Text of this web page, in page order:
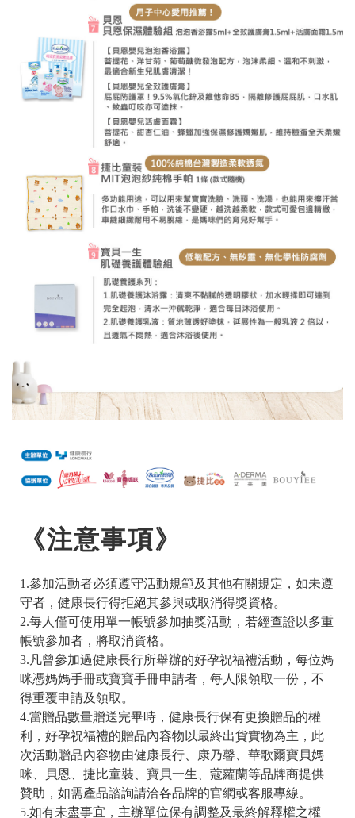
《注意事項》
1.參加活動者必須遵守活動規範及其他有關規定，如未遵
守者，健康長行得拒絕其參與或取消得獎資格。
2.每人僅可使用單一帳號參加抽獎活動，若經查證以多重
帳號參加者，將取消資格。
3.凡曾參加過健康長行所舉辦的好孕祝福禮活動，每位媽
咪憑媽媽手冊或寶寶手冊申請者，每人限領取一份，不
得重覆申請及領取。
4.當贈品數量贈送完畢時，健康長行保有更換贈品的權
利，好孕祝福禮的贈品內容物以最終出貨實物為主，此
次活動贈品內容物由健康長行、康乃馨、華歌爾寶貝媽
咪、貝恩、捷比童裝、寶貝一生、蔻蘿蘭等品牌商提供
贊助，如需產品諮詢請洽各品牌的官網或客服專線。
5.如有未盡事宜，主辦單位保有調整及最終解釋權之權